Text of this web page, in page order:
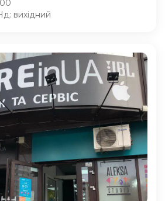
вихідний